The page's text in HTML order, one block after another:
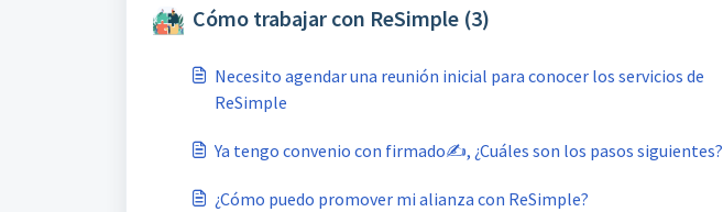
Cómo trabajar con ReSimple (3)
Necesito agendar una reunión inicial para conocer los servicios de
ReSimple
Ya tengo convenio con firmado✍️, ¿Cuáles son los pasos siguientes?
¿Cómo puedo promover mi alianza con ReSimple?